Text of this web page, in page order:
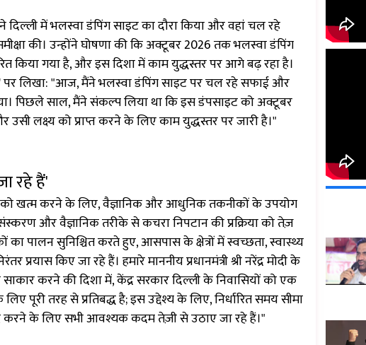
दिल्ली में भलस्वा डंपिंग साइट का दौरा किया और वहां चल रहे
की। उन्होंने घोषणा की कि अक्टूबर 2026 तक भलस्वा डंपिंग
किया गया है, और इस दिशा में काम युद्धस्तर पर आगे बढ़ रहा है।
पर लिखा: "आज, मैंने भलस्वा डंपिंग साइट पर चल रहे सफाई और
पिछले साल, मैंने संकल्प लिया था कि इस डंपसाइट को अक्टूबर
लक्ष्य को प्राप्त करने के लिए काम युद्धस्तर पर जारी है।"
रहे हैं'
खत्म करने के लिए, वैज्ञानिक और आधुनिक तकनीकों के उपयोग
और वैज्ञानिक तरीके से कचरा निपटान की प्रक्रिया को तेज़
का पालन सुनिश्चित करते हुए, आसपास के क्षेत्रों में स्वच्छता, स्वास्थ्य
किए जा रहे हैं। हमारे माननीय प्रधानमंत्री श्री नरेंद्र मोदी के
करने की दिशा में, केंद्र सरकार दिल्ली के निवासियों को एक
पूरी तरह से प्रतिबद्ध है; इस उद्देश्य के लिए, निर्धारित समय सीमा
करने के लिए सभी आवश्यक कदम तेज़ी से उठाए जा रहे हैं।"